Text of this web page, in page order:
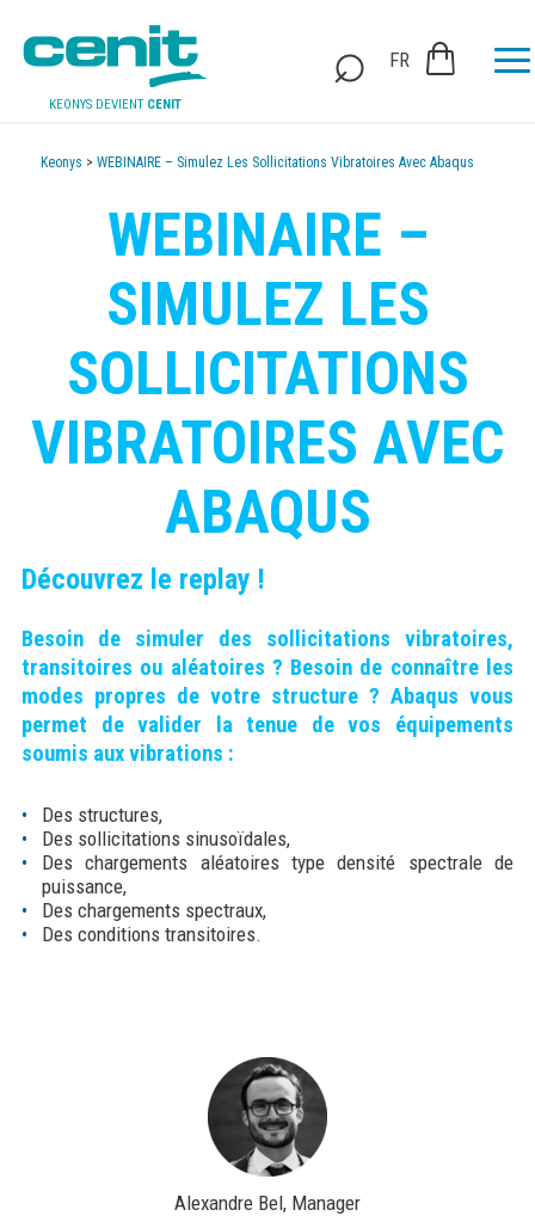
KEONYS DEVIENT CENIT
FR
Keonys >WEBINAIRE – Simulez Les Sollicitations Vibratoires Avec Abaqus
WEBINAIRE –
SIMULEZ LES
SOLLICITATIONS
VIBRATOIRES AVEC
ABAQUS
Découvrez le replay !
Besoin de simuler des sollicitations vibratoires,
transitoires ou aléatoires ? Besoin de connaître les
modes propres de votre structure ? Abaqus vous
permet de valider la tenue de vos équipements
soumis aux vibrations :
Des structures,
Des sollicitations sinusoïdales,
Des chargements aléatoires type densité spectrale de
puissance,
Des chargements spectraux,
Des conditions transitoires.
Alexandre Bel, Manager